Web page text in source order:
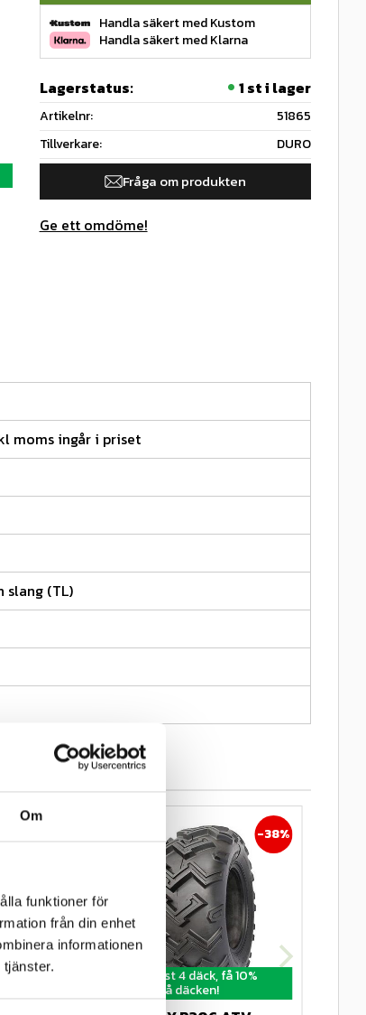
Om
funktioner för
från din enhet
informationen
Handla säkert med Kustom
Handla säkert med Klarna
Lagerstatus 1 st i lager
Artikelnr
51865
Tillverkare
DURO
Fråga om produkten
Ge ett omdöme!
moms ingår i priset
slang (TL)
få 10% Köp minst 4 däck, få 10%
rabatt på däcken!
38%